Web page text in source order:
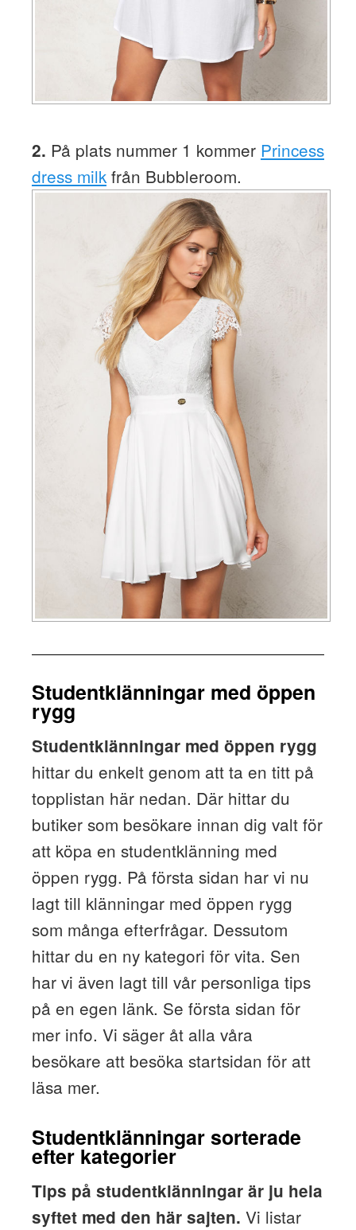
2. På plats nummer 1 kommer Princess
dress milkfrån Bubbleroom.
Studentklänningar med öppen
rygg
Studentklänningar med öppen rygg
hittar du enkelt genom att ta en titt på
topplistan här nedan. Där hittar du
butiker som besökare innan dig valt för
att köpa en studentklänning med
öppen rygg. På första sidan har vi nu
lagt till klänningar med öppen rygg
som många efterfrågar. Dessutom
hittar du en ny kategori för vita. Sen
har vi även lagt till vår personliga tips
på en egen länk. Se första sidan för
mer info. Vi säger åt alla våra
besökare att besöka startsidan för att
läsa mer.
Studentklänningar sorterade
efter kategorier
Tips på studentklänningar är ju hela
syftet med den här sajten. Vi listar